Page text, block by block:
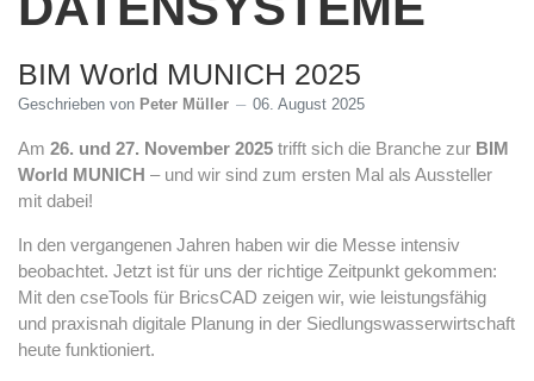
BIM World MUNICH 2025
Geschrieben von Peter Müller 06. August 2025
Am 26. und 27. November 2025 trifft sich die Branche zur BIM
World MUNICH – und wir sind zum ersten Mal als Aussteller
mit dabei!
In den vergangenen Jahren haben wir die Messe intensiv
beobachtet. Jetzt ist für uns der richtige Zeitpunkt gekommen:
Mit den cseTools für BricsCAD zeigen wir, wie leistungsfähig
und praxisnah digitale Planung in der Siedlungswasserwirtschaft
heute funktioniert.